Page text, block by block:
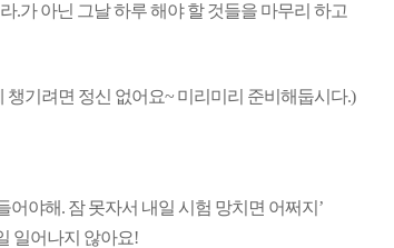
.가 아닌 그날 하루 해야 할 것들을 마무리 하고
기려면 정신 없어요~ 미리미리 준비해둡시다.)
어야해. 잠 못자서 내일 시험 망치면 어쩌지’
일어나지 않아요!